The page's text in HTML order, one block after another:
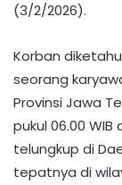
(3/2/2026).
Korban
seorang
Provinsi Jawa
pukul 06.00
telungkup di
tepatnya di